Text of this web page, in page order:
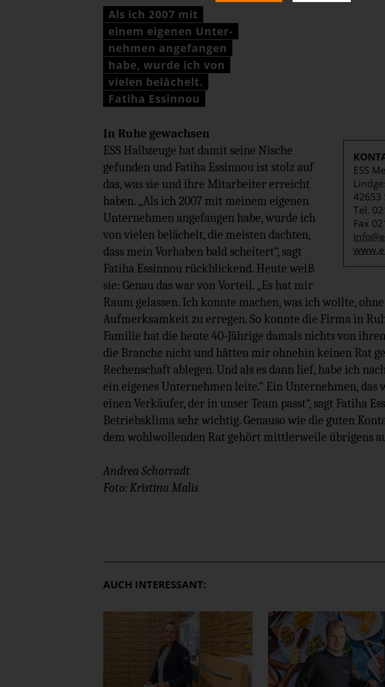
Als ich 2007 mit
einem eigenen Unter-
nehmen angefangen
habe, wurde ich von
vielen belächelt.
Fatiha Essinnou
ESS
42653
Tel.
Fax
In Ruhe gewachsen
ESS Halbzeuge hat damit seine Nische
gefunden und Fatiha Essinnou ist stolz auf
das, was sie und ihre Mitarbeiter erreicht
haben. „Als ich 2007 mit meinem eigenen
Unternehmen angefangen habe, wurde ich
von vielen belächelt, die meisten dachten,
dass mein Vorhaben bald scheitert“, sagt
Fatiha Essinnou rückblickend. Heute weiß
sie: Genau das war von Vorteil. „Es hat mir
Raum gelassen. Ich konnte machen, was ich wollte,
Aufmerksamkeit zu erregen. So konnte die Firma in
Familie hat die heute 40-Jährige damals nichts von
die Branche nicht und hätten mir ohnehin keinen Rat
Rechenschaft ablegen. Und als es dann lief, habe ich
ein eigenes Unternehmen leite.“ Ein Unternehmen,
einen Verkäufer, der in unser Team passt“, sagt Fatiha
Betriebsklima sehr wichtig. Genauso wie die guten
dem wohlwollenden Rat gehört mittlerweile übrigens
Andrea Schorradt
Foto: Kristina Malis
AUCH INTERESSANT: